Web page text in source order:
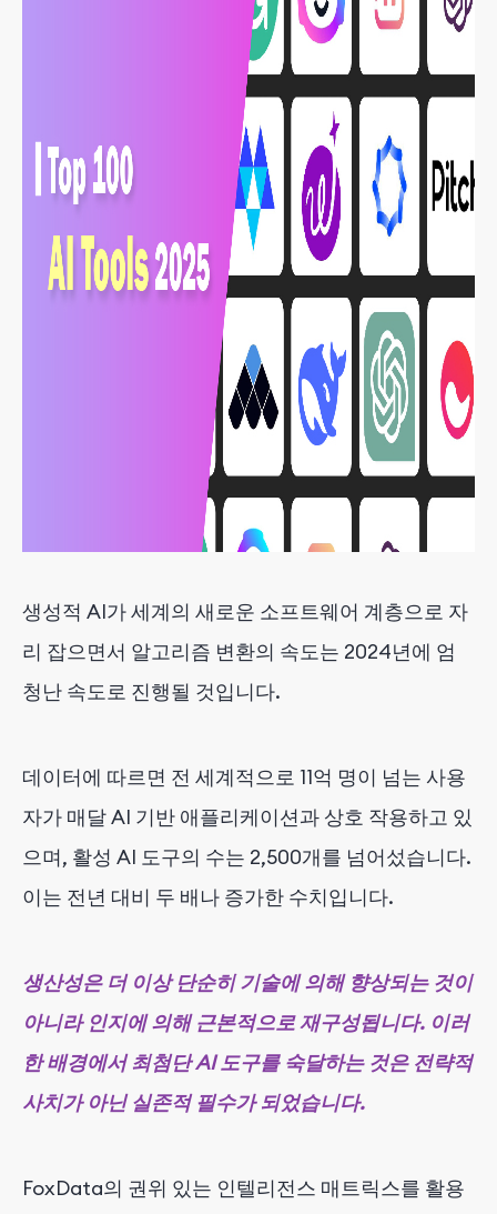
생성적 AI가 세계의 새로운 소프트웨어 계층으로 자
리 잡으면서 알고리즘 변환의 속도는 2024년에 엄
청난 속도로 진행될 것입니다.
데이터에 따르면 전 세계적으로 11억 명이 넘는 사용
자가 매달 AI 기반 애플리케이션과 상호 작용하고 있
으며, 활성 AI 도구의 수는 2,500개를 넘어섰습니다.
이는 전년 대비 두 배나 증가한 수치입니다.
생산성은 더 이상 단순히 기술에 의해 향상되는 것이
아니라 인지에 의해 근본적으로 재구성됩니다. 이러
한 배경에서 최첨단 AI 도구를 숙달하는 것은 전략적
사치가 아닌 실존적 필수가 되었습니다.
FoxData의 권위 있는 인텔리전스 매트릭스를 활용